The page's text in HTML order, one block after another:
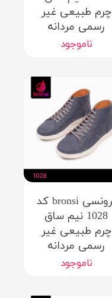
چرم طبیعی غیر
رسمی مردانه
ناموجود
برونسی bronsi کد
1028 نیم ساق
چرم طبیعی غیر
رسمی مردانه
ناموجود